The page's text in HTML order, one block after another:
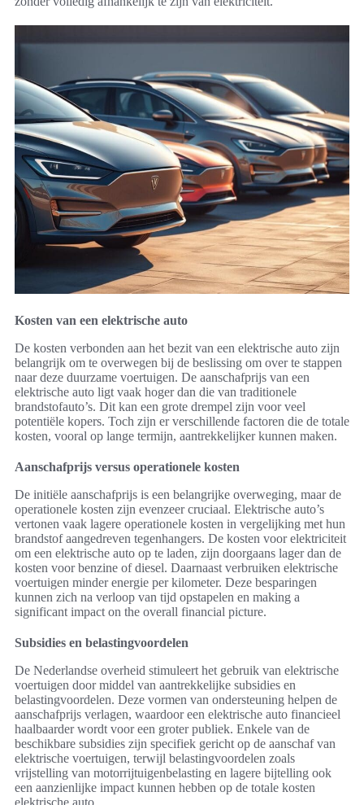
Kosten van een elektrische auto
De kosten verbonden aan het bezit van een elektrische auto zijn
belangrijk om te overwegen bij de beslissing om over te stappen
naar deze duurzame voertuigen. De aanschafprijs van een
elektrische auto ligt vaak hoger dan die van traditionele
brandstofauto’s. Dit kan een grote drempel zijn voor veel
potentiële kopers. Toch zijn er verschillende factoren die de totale
kosten, vooral op lange termijn, aantrekkelijker kunnen maken.
Aanschafprijs versus operationele kosten
De initiële aanschafprijs is een belangrijke overweging, maar de
operationele kosten zijn evenzeer cruciaal. Elektrische auto’s
vertonen vaak lagere operationele kosten in vergelijking met hun
brandstof aangedreven tegenhangers. De kosten voor elektriciteit
om een elektrische auto op te laden, zijn doorgaans lager dan de
kosten voor benzine of diesel. Daarnaast verbruiken elektrische
voertuigen minder energie per kilometer. Deze besparingen
kunnen zich na verloop van tijd opstapelen en making a
significant impact on the overall financial picture.
Subsidies en belastingvoordelen
De Nederlandse overheid stimuleert het gebruik van elektrische
voertuigen door middel van aantrekkelijke subsidies en
belastingvoordelen. Deze vormen van ondersteuning helpen de
aanschafprijs verlagen, waardoor een elektrische auto financieel
haalbaarder wordt voor een groter publiek. Enkele van de
beschikbare subsidies zijn specifiek gericht op de aanschaf van
elektrische voertuigen, terwijl belastingvoordelen zoals
vrijstelling van motorrijtuigenbelasting en lagere bijtelling ook
een aanzienlijke impact kunnen hebben op de totale kosten
elektrische auto.